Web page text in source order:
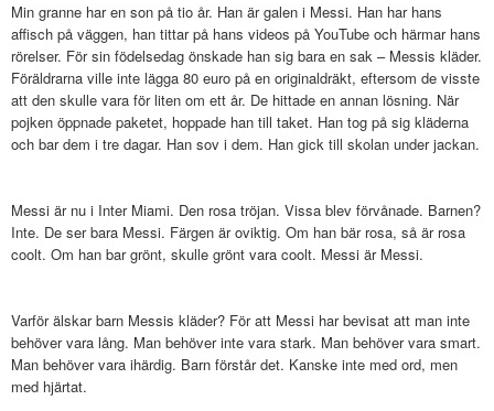
Min granne har en son på tio år. Han är galen i Messi. Han har hans
affisch på väggen, han tittar på hans videos på YouTube och härmar hans
rörelser. För sin födelsedag önskade han sig bara en sak – Messis kläder.
Föräldrarna ville inte lägga 80 euro på en originaldräkt, eftersom de visste
att den skulle vara för liten om ett år. De hittade en annan lösning. När
pojken öppnade paketet, hoppade han till taket. Han tog på sig kläderna
och bar dem i tre dagar. Han sov i dem. Han gick till skolan under jackan.
Messi är nu i Inter Miami. Den rosa tröjan. Vissa blev förvånade. Barnen?
Inte. De ser bara Messi. Färgen är oviktig. Om han bär rosa, så är rosa
coolt. Om han bar grönt, skulle grönt vara coolt. Messi är Messi.
Varför älskar barn Messis kläder? För att Messi har bevisat att man inte
behöver vara lång. Man behöver inte vara stark. Man behöver vara smart.
Man behöver vara ihärdig. Barn förstår det. Kanske inte med ord, men
med hjärtat.